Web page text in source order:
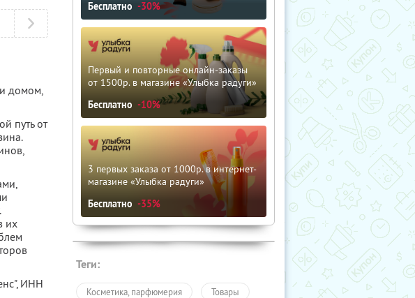
домом,
путь от
их
ИНН
Бесплатно -30%
Первый и повторные онлайн-заказы
от 1500р. в магазине «Улыбка радуги»
Бесплатно -10%
3 первых заказа от 1000р. в интернет-
магазине «Улыбка радуги»
Бесплатно -35%
Теги:
Косметика, парфюмерия Товары